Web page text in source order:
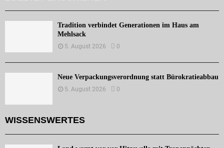
Tradition verbindet Generationen im Haus am
Mehlsack
5. August 2026 0
Neue Verpackungsverordnung statt Bürokratieabbau
5. August 2026 0
WISSENSWERTES